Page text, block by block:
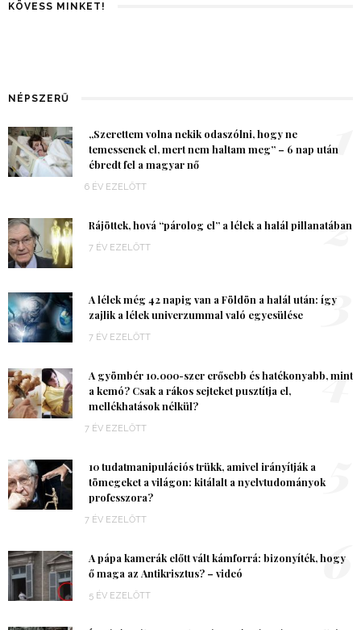
KÖVESS MINKET!
NÉPSZERŰ
„Szerettem volna nekik odaszólni, hogy ne
temessenek el, mert nem haltam meg” – 6 nap után
ébredt fel a magyar nő
6 ÉV EZELŐTT
1
Rájöttek, hová “párolog el” a lélek a halál pillanatában
7 ÉV EZELŐTT 2
A lélek még 42 napig van a Földön a halál után: így
zajlik a lélek univerzummal való egyesülése
7 ÉV EZELŐTT
3
A gyömbér 10.000-szer erősebb és hatékonyabb, mint
a kemó? Csak a rákos sejteket pusztítja el,
mellékhatások nélkül?
7 ÉV EZELŐTT
4
10 tudatmanipulációs trükk, amivel irányítják a
tömegeket a világon: kitálalt a nyelvtudományok
professzora?
7 ÉV EZELŐTT
A pápa kamerák előtt vált kámforrá: bizonyíték, hogy
ő maga az Antikrisztus? – videó
5 ÉV EZELŐTT
6